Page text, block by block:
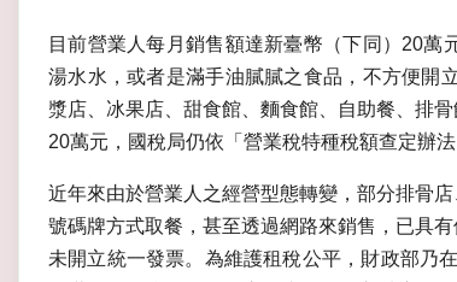
目前營業人每月銷售額達新臺幣（下同）20
湯水水，或者是滿手油膩膩之食品，不方便開
漿店、冰果店、甜食館、麵食館、自助餐、排
20萬元，國稅局仍依「營業稅特種稅額查定辦
近年來由於營業人之經營型態轉變，部分排骨
號碼牌方式取餐，甚至透過網路來銷售，已具
未開立統一發票。為維護租稅公平，財政部乃